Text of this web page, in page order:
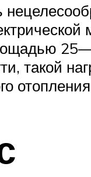
такой